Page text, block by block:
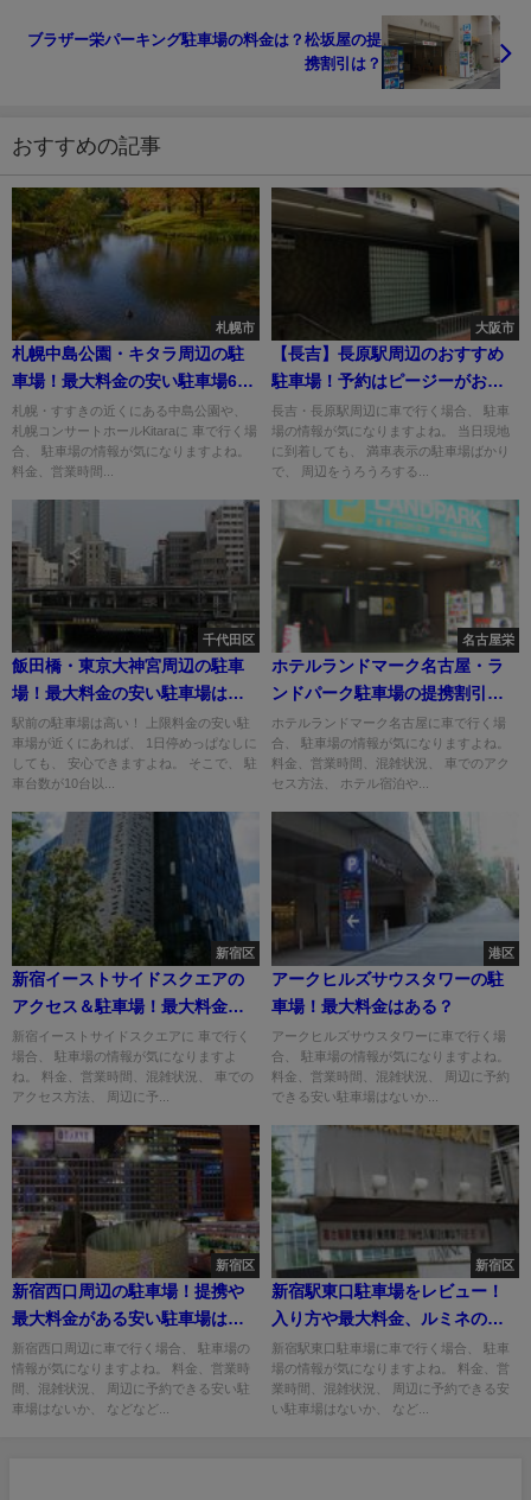
ブラザー栄パーキング駐車場の料金は？松坂屋の提
携割引は？
おすすめの記事
札幌市
札幌中島公園・キタラ周辺の駐
車場！最大料金の安い駐車場6
選！
札幌・すすきの近くにある中島公園や、
札幌コンサートホールKitaraに 車で行く場
合、 駐車場の情報が気になりますよね。
料金、営業時間...
大阪市
【長吉】長原駅周辺のおすすめ
駐車場！予約はピージーがおす
すめ！
長吉・長原駅周辺に車で行く場合、 駐車
場の情報が気になりますよね。 当日現地
に到着しても、 満車表示の駐車場ばかり
で、 周辺をうろうろする...
千代田区
飯田橋・東京大神宮周辺の駐車
場！最大料金の安い駐車場はど
こ？
駅前の駐車場は高い！ 上限料金の安い駐
車場が近くにあれば、 1日停めっぱなしに
しても、 安心できますよね。 そこで、 駐
車台数が10台以...
名古屋栄
ホテルランドマーク名古屋・ラ
ンドパーク駐車場の提携割引
は？
ホテルランドマーク名古屋に車で行く場
合、 駐車場の情報が気になりますよね。
料金、営業時間、混雑状況、 車でのアク
セス方法、 ホテル宿泊や...
新宿区
新宿イーストサイドスクエアの
アクセス＆駐車場！最大料金や
入口は？
新宿イーストサイドスクエアに 車で行く
場合、 駐車場の情報が気になりますよ
ね。 料金、営業時間、混雑状況、 車での
アクセス方法、 周辺に予...
港区
アークヒルズサウスタワーの駐
車場！最大料金はある？
アークヒルズサウスタワーに車で行く場
合、 駐車場の情報が気になりますよね。
料金、営業時間、混雑状況、 周辺に予約
できる安い駐車場はないか...
新宿区
新宿西口周辺の駐車場！提携や
最大料金がある安い駐車場はど
こ？
新宿西口周辺に車で行く場合、 駐車場の
情報が気になりますよね。 料金、営業時
間、混雑状況、 周辺に予約できる安い駐
車場はないか、 などなど...
新宿区
新宿駅東口駐車場をレビュー！
入り方や最大料金、ルミネの割
引は？
新宿駅東口駐車場に車で行く場合、 駐車
場の情報が気になりますよね。 料金、営
業時間、混雑状況、 周辺に予約できる安
い駐車場はないか、 など...